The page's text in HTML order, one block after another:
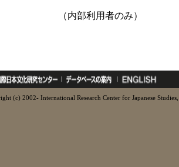
（内部利用者のみ）
(c) 2002- International Research Center for Japanese